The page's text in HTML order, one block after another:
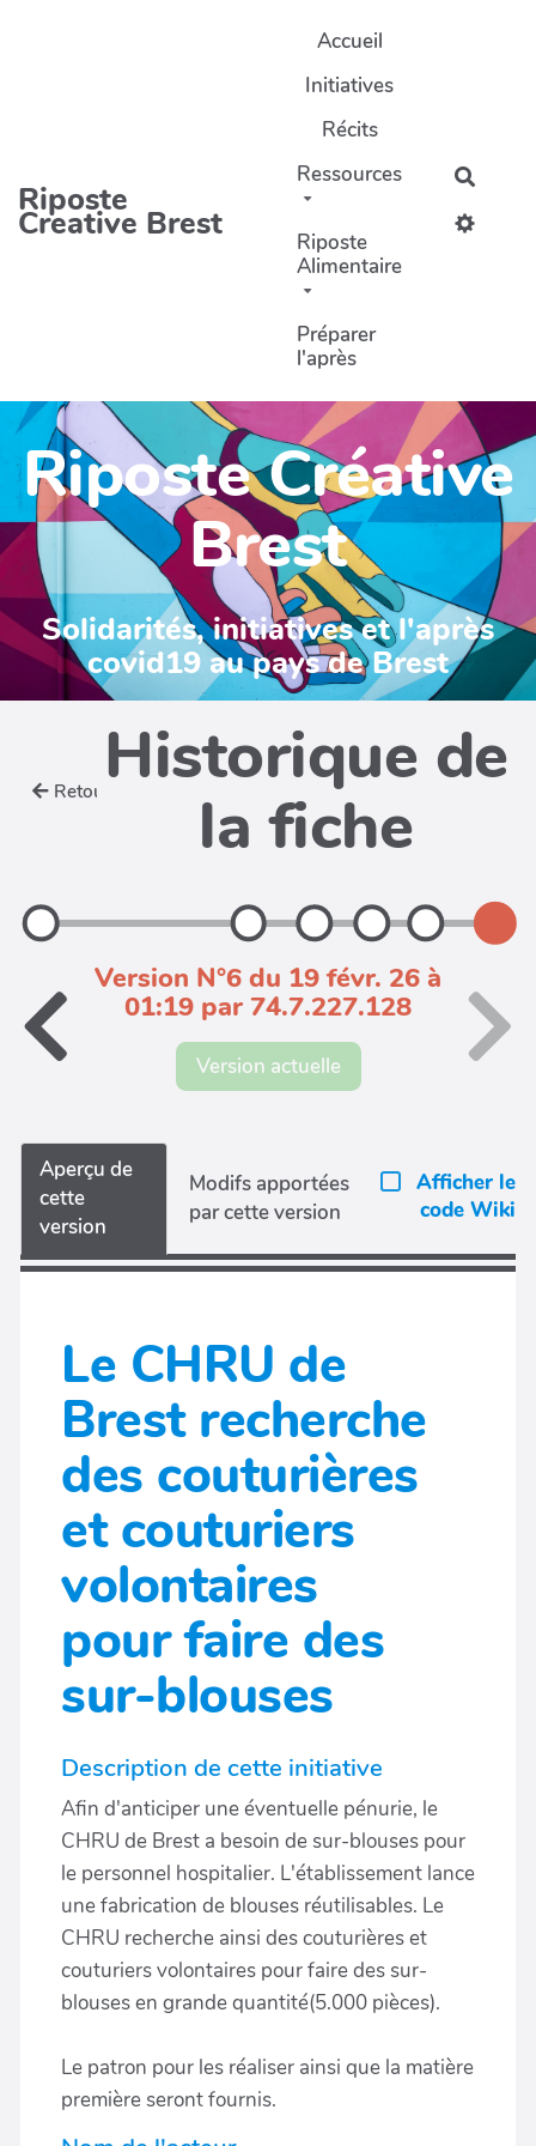
Riposte
Creative Brest
Accueil
Initiatives
Récits
Ressources
Riposte
Alimentaire
Préparer
l'après
Riposte Créative
Brest
Solidarités, initiatives et l'après
covid19 au pays de Brest
Retour Historique de
la fiche
Version N°6 du 19 févr. 26 à
01:19 par 74.7.227.128
Version actuelle
Aperçu de
cette
version
Modifs apportées
par cette version
Afficher le
code Wiki
Le CHRU de
Brest recherche
des couturières
et couturiers
volontaires
pour faire des
sur-blouses
Description de cette initiative
Afin d'anticiper une éventuelle pénurie, le
CHRU de Brest a besoin de sur-blouses pour
le personnel hospitalier. L'établissement lance
une fabrication de blouses réutilisables. Le
CHRU recherche ainsi des couturières et
couturiers volontaires pour faire des sur-
blouses en grande quantité(5.000 pièces).
Le patron pour les réaliser ainsi que la matière
première seront fournis.